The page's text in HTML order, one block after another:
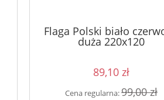
Flaga Polski biało
duża 220x120
89,10 zł
Cena regularna:99,00 zł